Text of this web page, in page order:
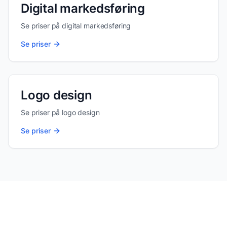
Digital markedsføring
Se priser pådigital markedsføring
Se priser
Logo design
Se priser på logo design
Se priser